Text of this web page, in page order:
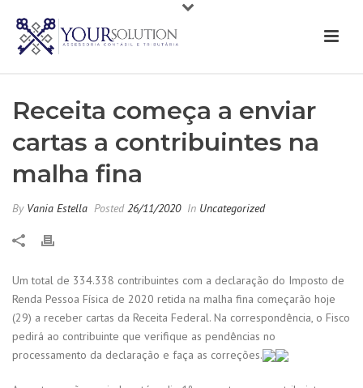
Receita começa a enviar
cartas a contribuintes na
malha fina
By Vania Estella Posted26/11/2020 In Uncategorized
Um total de 334.338 contribuintes com a declaração do Imposto de
Renda Pessoa Física de 2020 retida na malha fina começarão hoje
(29) a receber cartas da Receita Federal. Na correspondência, o Fisco
pedirá ao contribuinte que verifique as pendências no
processamento da declaração e faça as correções.